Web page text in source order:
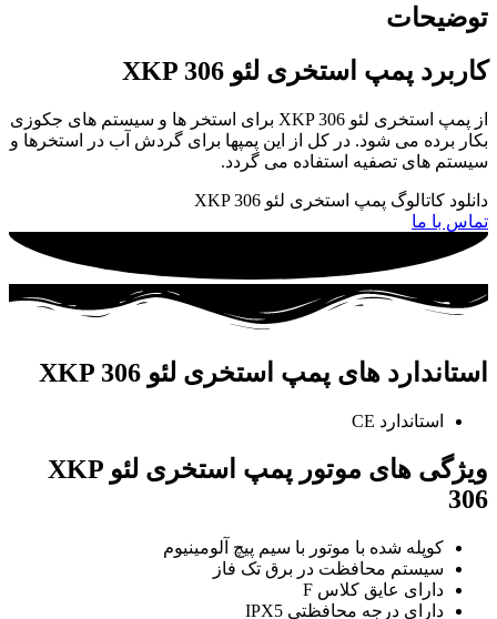
توضیحات
کاربرد پمپ استخری لئو XKP 306
از پمپ استخری لئو XKP 306 برای استخر ها و سیستم های جکوزی
بکار برده می شود. در کل از این پمپها برای گردش آب در استخرها و
سیستم های تصفیه استفاده می گردد.
دانلود کاتالوگ پمپ استخری لئو XKP 306
تماس با ما
استاندارد های پمپ استخری لئو XKP 306
استاندارد CE
ویژگی های موتور پمپ استخری لئو XKP
306
کوپله شده با موتور با سیم پیچ آلومینیوم
سیستم محافظت در برق تک فاز
دارای عایق کلاس F
دارای درجه محافظتی IPX5